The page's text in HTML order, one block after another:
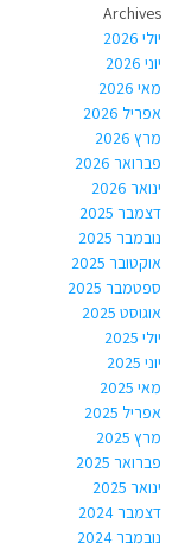
Archives
יולי 2026
יוני 2026
מאי 2026
אפריל 2026
מרץ 2026
פברואר 2026
ינואר 2026
דצמבר 2025
נובמבר 2025
אוקטובר 2025
ספטמבר 2025
אוגוסט 2025
יולי 2025
יוני 2025
מאי 2025
אפריל 2025
מרץ 2025
פברואר 2025
ינואר 2025
דצמבר 2024
נובמבר 2024